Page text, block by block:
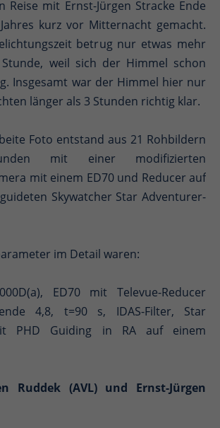
Reise mit Ernst-Jürgen Stracke Ende
kurz vor Mitternacht gemacht.
betrug nur etwas mehr
weil sich der Himmel schon
Insgesamt war der Himmel hier nur
länger als 3 Stunden richtig klar.
Foto entstand aus 21 Rohbildern
mit einer modifizierten
mit einem ED70 und Reducer auf
Skywatcher Star Adventurer-
im Detail waren:
ED70 mit Televue-Reducer
4,8, t=90 s, IDAS-Filter, Star
PHD Guiding in RA auf einem
Ruddek (AVL) und Ernst-Jürgen